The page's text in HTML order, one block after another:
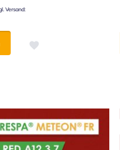
Zur Wunschliste